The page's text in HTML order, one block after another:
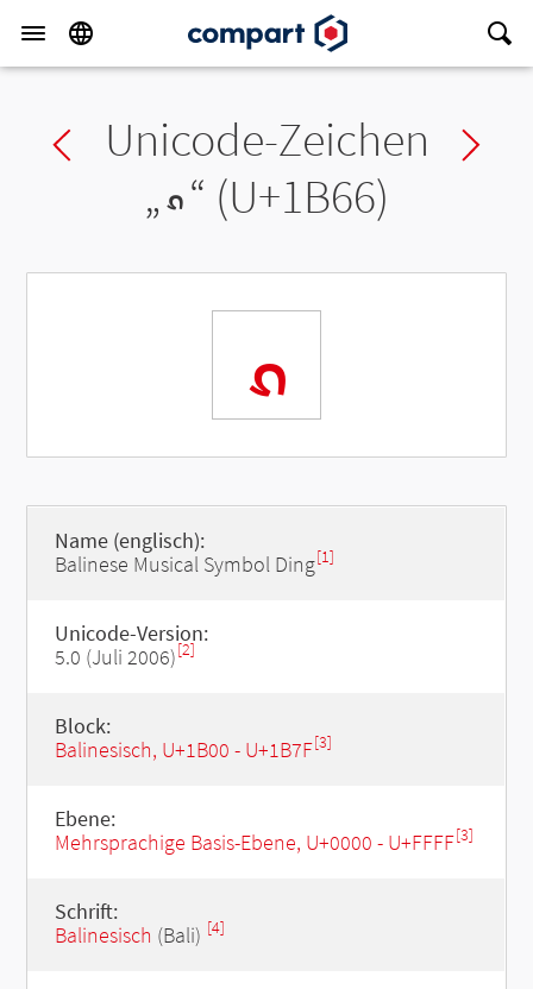
Previous char
Unicode-Zeichen
„᭦“ (U+1B66)
᭦
Name (englisch):
Balinese Musical Symbol Ding[1]
Unicode-Version:
5.0 (Juli 2006)[2]
Block:
Balinesisch, U+1B00 - U+1B7F[3]
Ebene:
Mehrsprachige Basis-Ebene, U+0000 - U+FFFF[3]
Schrift:
Balinesisch (Bali) [4]